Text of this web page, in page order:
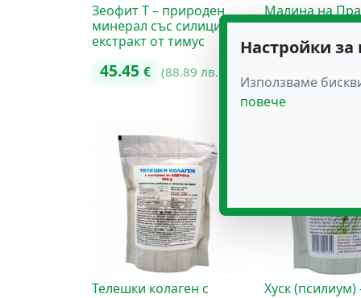
Зеофит Т – природен
минерал със силиций и
екстракт от тимус
45.45 € (88.89 лв.)
Малина на
г
Телешки колаген с
Хуск (псилиум)
Настройки за
Използваме
повече